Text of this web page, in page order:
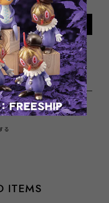
available
cart
いの方向け
いただきます。
Facebook
る
ITEMS